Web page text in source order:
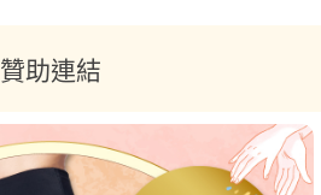
贊助連結